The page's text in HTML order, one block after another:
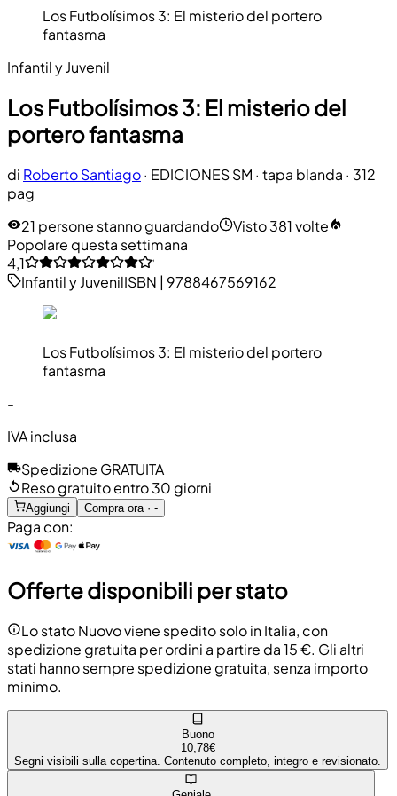
Los Futbolísimos 3: El misterio del portero
fantasma
Infantil y Juvenil
Los Futbolísimos 3: El misterio del
portero fantasma
di Roberto Santiago· EDICIONES SM · tapa blanda · 312
pag
21 persone stanno guardando
Visto 381 volte
Popolare questa settimana
4,1
Infantil y JuvenilISBN | 9788467569162
Los Futbolísimos 3: El misterio del portero
fantasma
-
IVA inclusa
Spedizione GRATUITA
Reso gratuito entro 30 giorni
Aggiungi Compra ora · -
Paga con:
Offerte disponibili per stato
Lo stato Nuovo viene spedito solo in Italia, con
spedizione gratuita per ordini a partire da 15 €. Gli altri
stati hanno sempre spedizione gratuita, senza importo
minimo.
Buono
10,78€
Segni visibili sulla copertina. Contenuto completo, integro e revisionato.